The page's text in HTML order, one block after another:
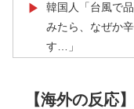
▶
韓国人「台風で
みたら、なぜか
す…」
クサーマイク・
【海外の反応